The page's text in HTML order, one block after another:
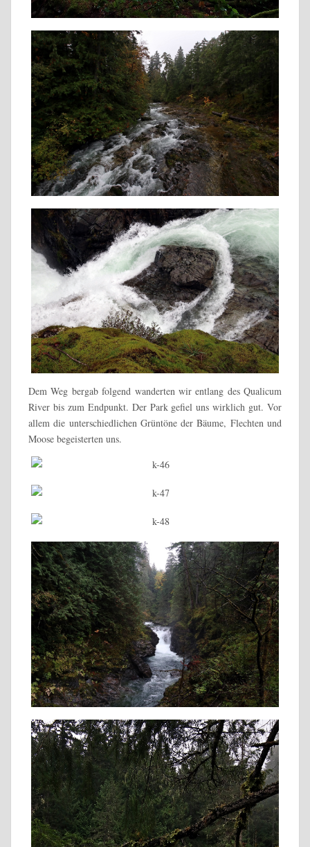
Dem Weg bergab folgend wanderten wir entlang des Qualicum
River bis zum Endpunkt. Der Park gefiel uns wirklich gut. Vor
allem die unterschiedlichen Grüntöne der Bäume, Flechten und
Moose begeisterten uns.